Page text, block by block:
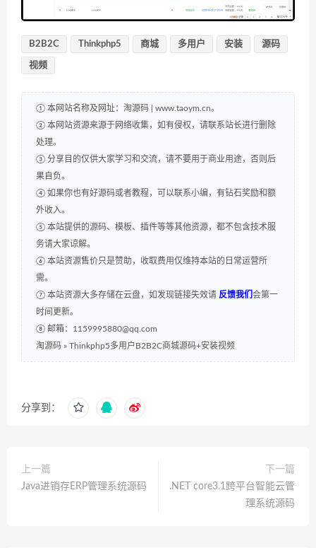
B2B2C Thinkphp5 商城 多用户 安装 源码
视频
① 本网站名称及网址：淘源码 | www.taoym.cn。
② 本网站资源来源于网络收集，如有侵权，请联系站长进行删除
处理。
③ 分享目的仅供大家学习和交流，请不要用于商业用途，否则后
果自负。
④ 如果你也有好源码或者教程，可以联系小编，有钻石奖励和额
外收入。
⑤ 本站提供的源码、模板、插件等等其他资源，都不包含技术服
务请大家谅解。
⑥ 本站资源售价只是赞助，收取费用仅维持本站的日常运营所
需。
⑦ 本站资源大多存储在云盘，如发现链接失效请 反馈我们 会第一
时间更新。
⑧ 邮箱：1159995880@qq.com
淘源码 » Thinkphp5多用户B2B2C商城源码+安装视频
分享到：
上一篇
Java进销存ERP管理系统源码
下一篇
.NET core3.1跨平台智能云管
理系统源码